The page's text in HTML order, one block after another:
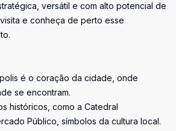
versátil e com alto potencial de
e conheça de perto esse
é o coração da cidade, onde
se encontram.
históricos, como a Catedral
Público, símbolos da cultura local.